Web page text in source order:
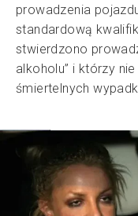
prowadzenia
standardową
stwierdzono
alkoholu” i którzy
śmiertelnych